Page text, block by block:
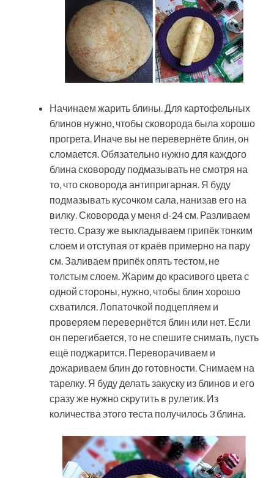
Начинаем жарить блины. Для картофельных
блинов нужно, чтобы сковорода была хорошо
прогрета. Иначе вы не перевернёте блин, он
сломается. Обязательно нужно для каждого
блина сковороду подмазывать не смотря на
то, что сковорода антипригарная. Я буду
подмазывать кусочком сала, нанизав его на
вилку. Сковорода у меня d-24 см. Разливаем
тесто. Сразу же выкладываем припёк тонким
слоем и отступая от краёв примерно на пару
см. Заливаем припёк опять тестом, не
толстым слоем. Жарим до красивого цвета с
одной стороны, нужно, чтобы блин хорошо
схватился. Лопаточкой подцепляем и
проверяем перевернётся блин или нет. Если
он перегибается, то не спешите снимать, пусть
ещё поджарится. Переворачиваем и
дожариваем блин до готовности. Снимаем на
тарелку. Я буду делать закуску из блинов и его
сразу же нужно скрутить в рулетик. Из
количества этого теста получилось 3 блина.